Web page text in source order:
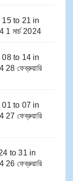
to 21​ in
1 মার্চ 2024
to 14​ in
28 ফেব্রুয়ারি
to 07​ in
27 ফেব্রুয়ারি
to 31​ in
26 ফেব্রুয়ারি